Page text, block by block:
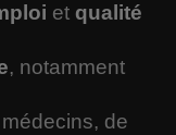
et qualité
, notamment
de